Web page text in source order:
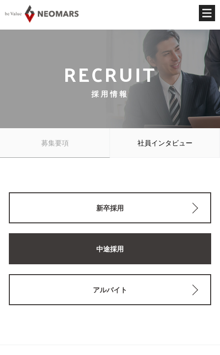
RECRUIT
採用情報
募集要項 社員インタビュー
新卒採用
中途採用
アルバイト